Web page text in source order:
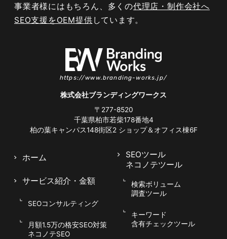
事業者様にはもちろん、多くの代理店・制作会社へ
SEO支援をOEM提供 しています。
https://www.branding-works.jp/
株式会社ブランディングワークス
〒277-8520
千葉県柏市若柴178番地4
柏の葉キャンパス148街区2 ショップ＆オフィス棟6F
ホーム
サービス紹介 ・金額
SEOコンサルティング
月額1.5万の格安SEO対策
ネコノテSEO
SEOツール
ネコノテツール
検索ボリューム
調査ツール
キーワード
含有チェックツール